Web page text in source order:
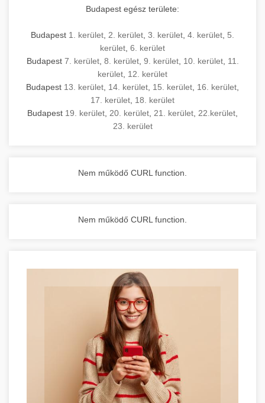
Budapest egész területe:
Budapest 1. kerület 2. kerület 3. kerület 4. kerület 5.
kerület 6. kerület
Budapest 7. kerület, 8. kerület, 9. kerület, 10. kerület, 11.
kerület 12. kerület
Budapest 13. kerület 14. kerület 15. kerület 16. kerület
17. kerület 18. kerület
Budapest 19. kerület 20. kerület 21. kerület 22.kerület
23. kerület
Nem működő CURL function.
Nem működő CURL function.